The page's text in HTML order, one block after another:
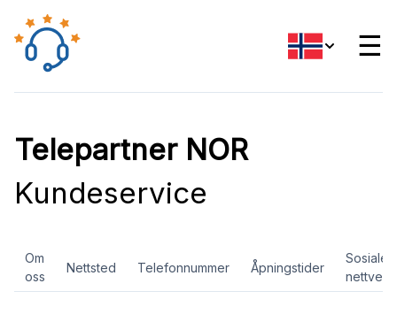
☰
Telepartner NOR
Kundeservice
Om
oss
Nettsted Telefonnummer Åpningstider
Sosiale
nettverk